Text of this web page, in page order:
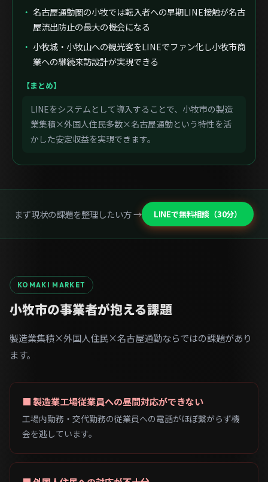
名古屋通勤圏の小牧では転入者への早期LINE接触が名古
屋流出防止の最大の機会になる
小牧城・小牧山への観光客をLINEでファン化し小牧市商
業への継続来訪設計が実現できる
【まとめ】
LINEをシステムとして導入することで、小牧市の製造
業集積×外国人住民多数×名古屋通勤という特性を活
かした安定収益を実現できます。
まず現状の課題を整理したい方 → LINEで無料相談（30分）
KOMAKI MARKET
小牧市の事業者が抱える課題
製造業集積×外国人住民×名古屋通勤ならではの課題があり
ます。
■ 製造業工場従業員への昼間対応ができない
工場内勤務・交代勤務の従業員への電話がほぼ繋がらず機
会を逃しています。